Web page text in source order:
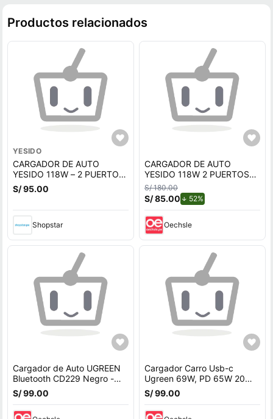
Productos relacionados
YESIDO
CARGADOR DE AUTO
YESIDO 118W – 2 PUERTOS
USB / TIPO-C PD Y CARGA
RÁPIDA
S/ 95.00
Shopstar
CARGADOR DE AUTO
YESIDO 118W 2 PUERTOS
USB TIPO-C PD Y CARGA
RÁPIDA
S/ 180.00
S/ 85.00 52%de descuento.
Oechsle
Cargador de Auto UGREEN
Bluetooth CD229 Negro -
Carga Rápida PD y QC 3.0
S/ 99.00
Cargador Carro Usb-c
Ugreen 69W, PD 65W 20W
QC 18W rápida CD239
20467
S/ 99.00